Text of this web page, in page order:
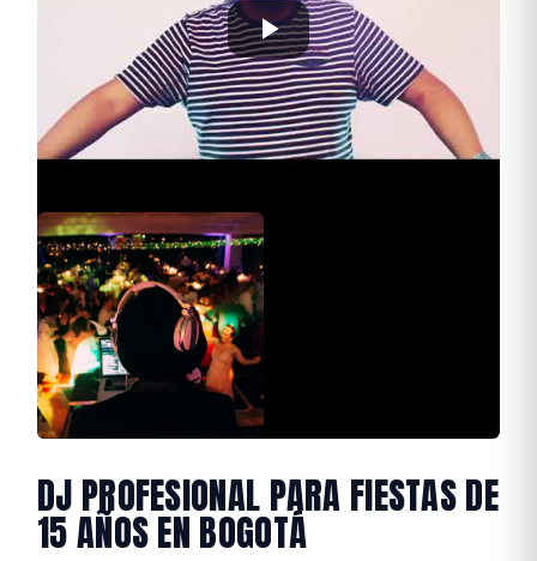
DJ PROFESIONAL PARA FIESTAS DE
15 AÑOS EN BOGOTÁ